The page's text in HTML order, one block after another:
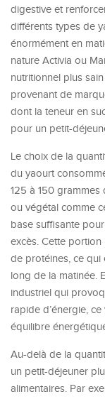
digestive et
différents types de
énormément en
nature Activia ou
nutritionnel plus
provenant de
dont la teneur en
pour un petit-
Le choix de la
du yaourt
125 à 150 grammes
ou végétal comme
base suffisante
excès. Cette
de protéines, ce qui
long de la matinée.
industriel qui
rapide d’énergie,
équilibre
Au-delà de la
un petit-déjeuner
alimentaires. Par